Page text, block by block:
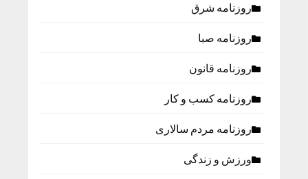
روزنامه شرق
روزنامه صبا
روزنامه قانون
روزنامه كسب و كار
روزنامه مردم سالاری
ورزش و زندگی